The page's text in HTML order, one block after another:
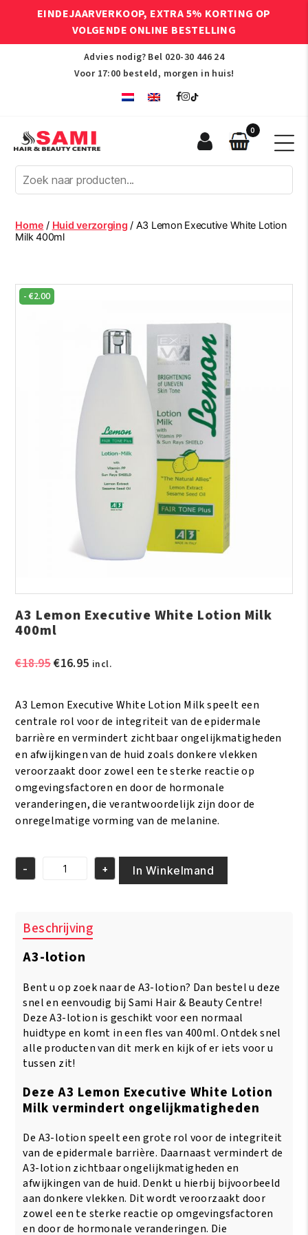
EINDEJAARVERKOOP, EXTRA 5% KORTING OP
VOLGENDE ONLINE BESTELLING
Advies nodig? Bel 020-30 446 24
Voor 17:00 besteld, morgen in huis!
Afro
Hair
Beauty
Centre
0
Home / Huid verzorging / A3 Lemon Executive White Lotion
Milk 400ml
-€2.00
A3 Lemon Executive White Lotion Milk
400ml
€18.95Oorspronkelijke
€18.95.
€16.95Huidige
€16.95.
incl.
A3 Lemon Executive White Lotion Milk speelt een
centrale rol voor de integriteit van de epidermale
barrière en vermindert zichtbaar ongelijkmatigheden
en afwijkingen van de huid zoals donkere vlekken
veroorzaakt door zowel een te sterke reactie op
omgevingsfactoren en door de hormonale
veranderingen, die verantwoordelijk zijn door de
onregelmatige vorming van de melanine.
A3
Lotion
Milk
400ml
- + In Winkelmand
Beschrijving
A3-lotion
Bent u op zoek naar de A3-lotion? Dan bestel u deze
snel en eenvoudig bij Sami Hair & Beauty Centre!
Deze A3-lotion is geschikt voor een normaal
huidtype en komt in een fles van 400ml. Ontdek snel
alle producten van dit merk en kijk of er iets voor u
tussen zit!
Deze A3 Lemon Executive White Lotion
Milk vermindert ongelijkmatigheden
De A3-lotion speelt een grote rol voor de integriteit
van de epidermale barrière. Daarnaast vermindert de
A3-lotion zichtbaar ongelijkmatigheden en
afwijkingen van de huid. Denkt u hierbij bijvoorbeeld
aan donkere vlekken. Dit wordt veroorzaakt door
zowel een te sterke reactie op omgevingsfactoren
en door de hormonale veranderingen. Die